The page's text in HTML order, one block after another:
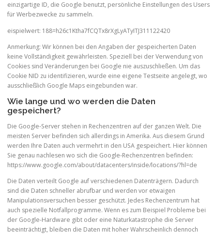
einzigartige ID, die Google benutzt, persönliche Einstellungen des Users
für Werbezwecke zu sammeln.
eispielwert: 188=h26c1Ktha7fCQTx8rXgLyATyITJ311122420
Anmerkung: Wir können bei den Angaben der gespeicherten Daten
keine Vollständigkeit gewährleisten. Speziell bei der Verwendung von
Cookies sind Veränderungen bei Google nie auszuschließen. Um das
Cookie NID zu identifizieren, wurde eine eigene Testseite angelegt, wo
ausschließlich Google Maps eingebunden war.
Wie lange und wo werden die Daten
gespeichert?
Die Google-Server stehen in Rechenzentren auf der ganzen Welt. Die
meisten Server befinden sich allerdings in Amerika. Aus diesem Grund
werden Ihre Daten auch vermehrt in den USA gespeichert. Hier können
Sie genau nachlesen wo sich die Google-Rechenzentren befinden:
https://www.google.com/about/datacenters/inside/locations/?hl=de
Die Daten verteilt Google auf verschiedenen Datenträgern. Dadurch
sind die Daten schneller abrufbar und werden vor etwaigen
Manipulationsversuchen besser geschützt. Jedes Rechenzentrum hat
auch spezielle Notfallprogramme. Wenn es zum Beispiel Probleme bei
der Google-Hardware gibt oder eine Naturkatastrophe die Server
beeinträchtigt, bleiben die Daten mit hoher Wahrscheinlich dennoch